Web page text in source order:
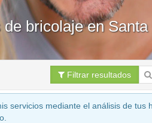
bricolaje en
Filtrar resultados
servicios mediante el análisis de tus